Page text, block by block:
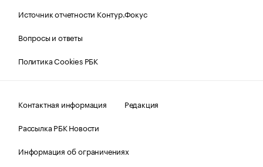
Источник отчетности Контур.Фокус
Вопросы и ответы
Политика Cookies РБК
Контактная информация
Редакция
Рассылка РБК Новости
Информация об ограничениях